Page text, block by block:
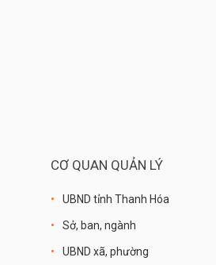
CƠ QUAN QUẢN LÝ
UBND tỉnh Thanh Hóa
Sở, ban, ngành
UBND xã, phường